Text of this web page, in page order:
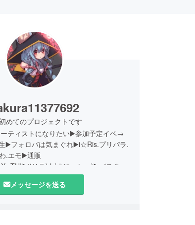
めてのプロジェクトです
ティストになりたい▶️参加予定イベ→
▶️フォロバは気まぐれ▶️i☆Ris.プリパラ.
.エモ▶️通販
リラ).h(まにっしゅ)▶️パスタ
メッセージを送る